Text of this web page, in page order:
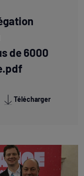
de 6000
Télécharger